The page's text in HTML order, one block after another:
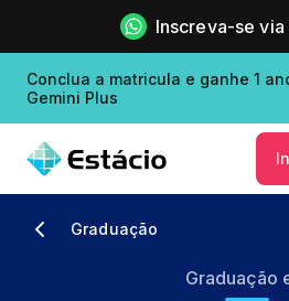
Inscreva-se via
Conclua a matricula e ganhe 1
Gemini Plus
Graduação
Graduação